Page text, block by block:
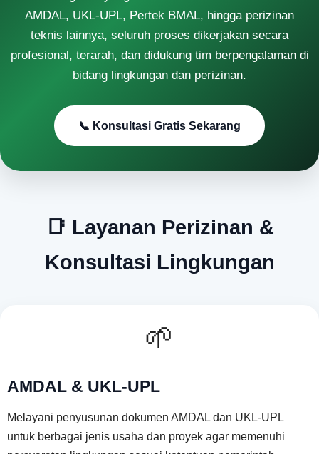
AMDAL, UKL-UPL, Pertek BMAL, hingga perizinan
teknis lainnya, seluruh proses dikerjakan secara
profesional, terarah, dan didukung tim berpengalaman di
bidang lingkungan dan perizinan.
📞 Konsultasi Gratis Sekarang
📑 Layanan Perizinan &
Konsultasi Lingkungan
🌱
AMDAL & UKL-UPL
Melayani penyusunan dokumen AMDAL dan UKL-UPL
untuk berbagai jenis usaha dan proyek agar memenuhi